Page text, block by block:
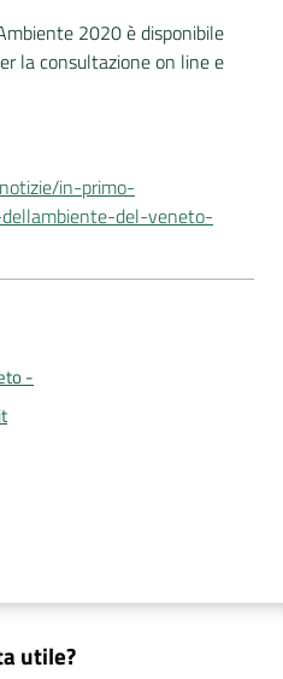
2020 è disponibile
la consultazione on line e
in-primo-
del-veneto-
-
utile?